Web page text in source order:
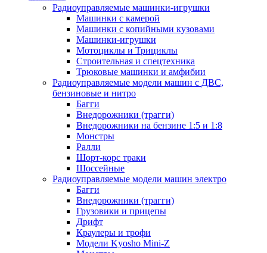
Радиоуправляемые машинки-игрушки
Машинки с камерой
Машинки с копийными кузовами
Машинки-игрушки
Мотоциклы и Трициклы
Строительная и спецтехника
Трюковые машинки и амфибии
Радиоуправляемые модели машин с ДВС,
бензиновые и нитро
Багги
Внедорожники (трагги)
Внедорожники на бензине 1:5 и 1:8
Монстры
Ралли
Шорт-корс траки
Шоссейные
Радиоуправляемые модели машин электро
Багги
Внедорожники (трагги)
Грузовики и прицепы
Дрифт
Краулеры и трофи
Модели Kyosho Mini-Z